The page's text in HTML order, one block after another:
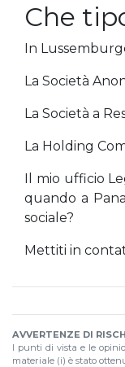
Che
In
La Società
La Società a
La Holding
Il mio ufficio
quando a
sociale?
Mettiti in
AVVERTENZE DI
I punti di vista e le
materiale (i) è stato